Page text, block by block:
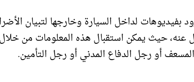
لداخل السيارة وخارجها لتبيان
حيث يمكن استقبال هذه المعلومات من
أو رجل الدفاع المدني أو رجل التأمين.